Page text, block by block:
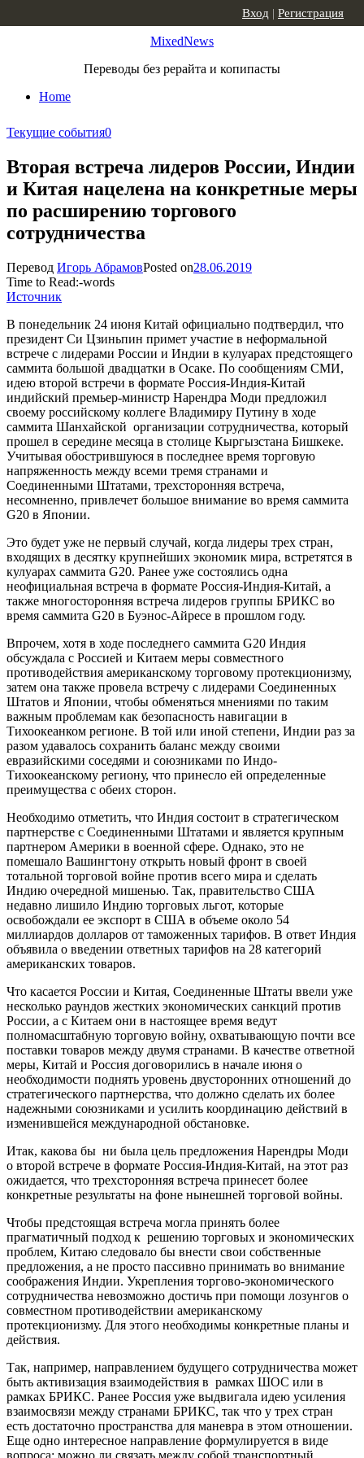
MixedNews
Переводы без рерайта и копипасты
Home
Вход | Регистрация
Текущие события0
Вторая встреча лидеров России, Индии
и Китая нацелена на конкретные меры
по расширению торгового
сотрудничества
Перевод Игорь АбрамовPosted on28.06.2019
Time to Read:-words
Источник
В понедельник 24 июня Китай официально подтвердил, что
президент Си Цзиньпин примет участие в неформальной
встрече с лидерами России и Индии в кулуарах предстоящего
саммита большой двадцатки в Осаке. По сообщениям СМИ,
идею второй встречи в формате Россия-Индия-Китай
индийский премьер-министр Нарендра Моди предложил
своему российскому коллеге Владимиру Путину в ходе
саммита Шанхайской организации сотрудничества, который
прошел в середине месяца в столице Кыргызстана Бишкеке.
Учитывая обострившуюся в последнее время торговую
напряженность между всеми тремя странами и
Соединенными Штатами, трехсторонняя встреча,
несомненно, привлечет большое внимание во время саммита
G20 в Японии.
Это будет уже не первый случай, когда лидеры трех стран,
входящих в десятку крупнейших экономик мира, встретятся в
кулуарах саммита G20. Ранее уже состоялись одна
неофициальная встреча в формате Россия-Индия-Китай, а
также многосторонняя встреча лидеров группы БРИКС во
время саммита G20 в Буэнос-Айресе в прошлом году.
Впрочем, хотя в ходе последнего саммита G20 Индия
обсуждала с Россией и Китаем меры совместного
противодействия американскому торговому протекционизму,
затем она также провела встречу с лидерами Соединенных
Штатов и Японии, чтобы обменяться мнениями по таким
важным проблемам как безопасность навигации в
Тихоокеанком регионе. В той или иной степени, Индии раз за
разом удавалось сохранить баланс между своими
евразийскими соседями и союзниками по Индо-
Тихоокеанскому региону, что принесло ей определенные
преимущества с обеих сторон.
Необходимо отметить, что Индия состоит в стратегическом
партнерстве с Соединенными Штатами и является крупным
партнером Америки в военной сфере. Однако, это не
помешало Вашингтону открыть новый фронт в своей
тотальной торговой войне против всего мира и сделать
Индию очередной мишенью. Так, правительство США
недавно лишило Индию торговых льгот, которые
освобождали ее экспорт в США в объеме около 54
миллиардов долларов от таможенных тарифов. В ответ Индия
объявила о введении ответных тарифов на 28 категорий
американских товаров.
Что касается России и Китая, Соединенные Штаты ввели уже
несколько раундов жестких экономических санкций против
России, а с Китаем они в настоящее время ведут
полномасштабную торговую войну, охватывающую почти все
поставки товаров между двумя странами. В качестве ответной
меры, Китай и Россия договорились в начале июня о
необходимости поднять уровень двусторонних отношений до
стратегического партнерства, что должно сделать их более
надежными союзниками и усилить координацию действий в
изменившейся международной обстановке.
Итак, какова бы ни была цель предложения Нарендры Моди
о второй встрече в формате Россия-Индия-Китай, на этот раз
ожидается, что трехсторонняя встреча принесет более
конкретные результаты на фоне нынешней торговой войны.
Чтобы предстоящая встреча могла принять более
прагматичный подход к решению торговых и экономических
проблем, Китаю следовало бы внести свои собственные
предложения, а не просто пассивно принимать во внимание
соображения Индии. Укрепления торгово-экономического
сотрудничества невозможно достичь при помощи лозунгов о
совместном противодействии американскому
протекционизму. Для этого необходимы конкретные планы и
действия.
Так, например, направлением будущего сотрудничества может
быть активизация взаимодействия в рамках ШОС или в
рамках БРИКС. Ранее Россия уже выдвигала идею усиления
взаимосвязи между странами БРИКС, так что у трех стран
есть достаточно пространства для маневра в этом отношении.
Еще одно интересное направление формулируется в виде
вопроса: можно ли связать между собой транспортный